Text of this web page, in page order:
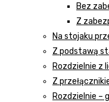
Bez
Z
Na stojaku
Z podstawą
Rozdzielnie z
Z
Rozdzielnie –